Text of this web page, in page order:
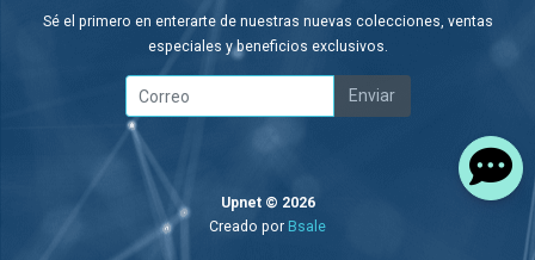
Sé el primero en enterarte de nuestras nuevas colecciones, ventas
especiales y beneficios exclusivos.
Enviar
Upnet © 2026
Creado por Bsale